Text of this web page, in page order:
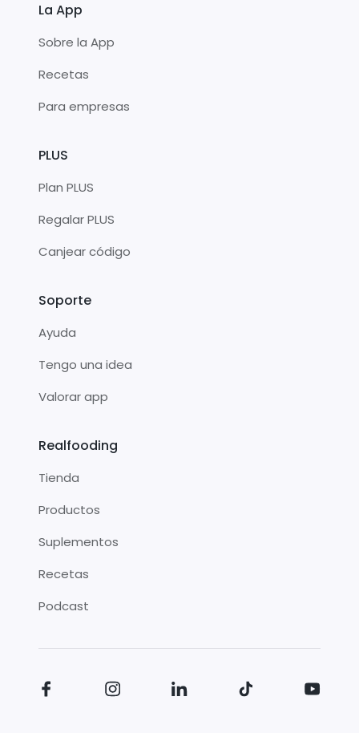
La App
Sobre la App
Recetas
Para empresas
PLUS
Plan PLUS
Regalar PLUS
Canjear código
Soporte
Ayuda
Tengo una idea
Valorar app
Realfooding
Tienda
Productos
Suplementos
Recetas
Podcast